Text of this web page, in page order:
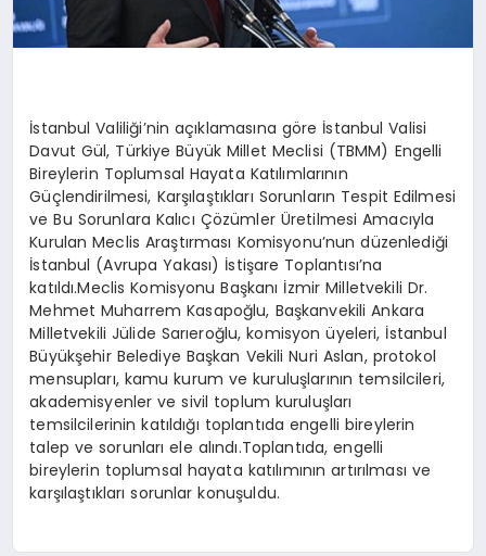
İstanbul Valiliği’nin açıklamasına göre İstanbul Valisi
Davut Gül, Türkiye Büyük Millet Meclisi (TBMM) Engelli
Bireylerin Toplumsal Hayata Katılımlarının
Güçlendirilmesi, Karşılaştıkları Sorunların Tespit Edilmesi
ve Bu Sorunlara Kalıcı Çözümler Üretilmesi Amacıyla
Kurulan Meclis Araştırması Komisyonu’nun düzenlediği
İstanbul (Avrupa Yakası) İstişare Toplantısı’na
katıldı.Meclis Komisyonu Başkanı İzmir Milletvekili Dr.
Mehmet Muharrem Kasapoğlu, Başkanvekili Ankara
Milletvekili Jülide Sarıeroğlu, komisyon üyeleri, İstanbul
Büyükşehir Belediye Başkan Vekili Nuri Aslan, protokol
mensupları, kamu kurum ve kuruluşlarının temsilcileri,
akademisyenler ve sivil toplum kuruluşları
temsilcilerinin katıldığı toplantıda engelli bireylerin
talep ve sorunları ele alındı.Toplantıda, engelli
bireylerin toplumsal hayata katılımının artırılması ve
karşılaştıkları sorunlar konuşuldu.